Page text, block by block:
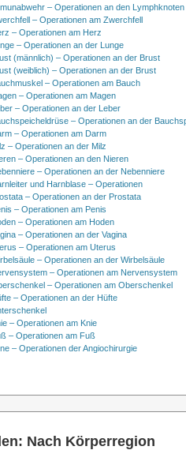
– Operationen an den Lymphknoten
– Operationen am Zwerchfell
– Operationen am Herz
– Operationen an der Lunge
(männlich) – Operationen an der Brust
(weiblich) – Operationen an der Brust
– Operationen am Bauch
– Operationen am Magen
– Operationen an der Leber
– Operationen an der
– Operationen am Darm
– Operationen an der Milz
– Operationen an den Nieren
– Operationen an der Nebenniere
und Harnblase – Operationen
– Operationen an der Prostata
– Operationen am Penis
– Operationen am Hoden
– Operationen an der Vagina
– Operationen am Uterus
– Operationen an der Wirbelsäule
– Operationen am Nervensystem
– Operationen am Oberschenkel
– Operationen an der Hüfte
– Operationen am Knie
– Operationen am Fuß
– Operationen der Angiochirurgie
Nach Körperregion